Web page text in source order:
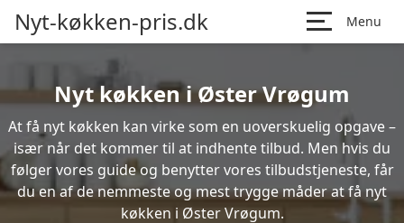
Nyt-køkken-pris.dk Menu
Nyt køkken i Øster Vrøgum
At få nyt køkken kan virke som en uoverskuelig opgave –
især når det kommer til at indhente tilbud. Men hvis du
følger vores guide og benytter vores tilbudstjeneste, får
du en af de nemmeste og mest trygge måder at få nyt
køkken i Øster Vrøgum.